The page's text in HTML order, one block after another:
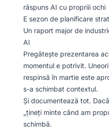
răspuns AI cu propriii ochi
E sezon de planificare
Un raport major de
AI
Pregătește prezentarea
momentul e potrivit.
respinsă în martie este
s-a schimbat contextul.
Și documentează tot.
„țineți minte când am
schimbă.